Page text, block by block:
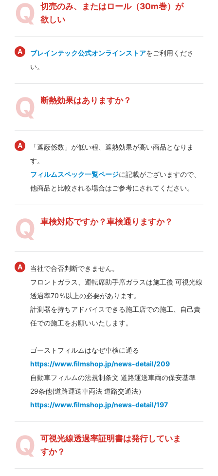
切売のみ、またはロール（30m巻）が
欲しい
ブレインテック公式オンラインストアをご利用くださ
い。
断熱効果はありますか？
「遮蔽係数」が低い程、遮熱効果が高い商品となりま
す。
フィルムスペック一覧ページに記載がございますので、
他商品と比較される場合はご参考にされてください。
車検対応ですか？車検通りますか？
当社で合否判断できません。
フロントガラス、運転席助手席ガラスは施工後 可視光線
透過率70％以上の必要があります。
計測器を持ちアドバイスできる施工店での施工、自己責
任での施工をお願いいたします。
ゴーストフィルムはなぜ車検に通る
https://www.filmshop.jp/news-detail/209
自動車フィルムの法規制条文 道路運送車両の保安基準
29条他(道路運送車両法 道路交通法）
https://www.filmshop.jp/news-detail/197
可視光線透過率証明書は発行していま
すか？